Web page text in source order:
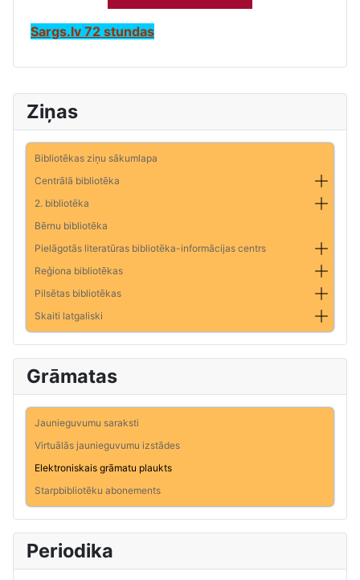
Ziņas
Bibliotēkas ziņu sākumlapa
Centrālā bibliotēka
2. bibliotēka
Bērnu bibliotēka
Pielāgotās literatūras bibliotēka-informācijas centrs
Reģiona bibliotēkas
Pilsētas bibliotēkas
Skaiti latgaliski
Grāmatas
Jaunieguvumu saraksti
Virtuālās jaunieguvumu izstādes
Elektroniskais grāmatu plaukts
Starpbibliotēku abonements
Periodika
Sargs.lv 72 stundas